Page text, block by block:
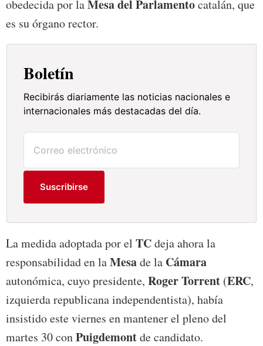
obedecida por laMesa del Parlamentocatalán, que
es su órgano rector.
Boletín
Recibirás diariamente las noticias nacionales e
internacionales más destacadas del día.
Suscribirse
La medida adoptada por el TCdeja ahora la
responsabilidad en laMesade la Cámara
autonómica, cuyo presidente, Roger Torrent (ERC,
izquierda republicana independentista), había
insistido este viernes en mantener el pleno del
martes 30 conPuigdemontde candidato.